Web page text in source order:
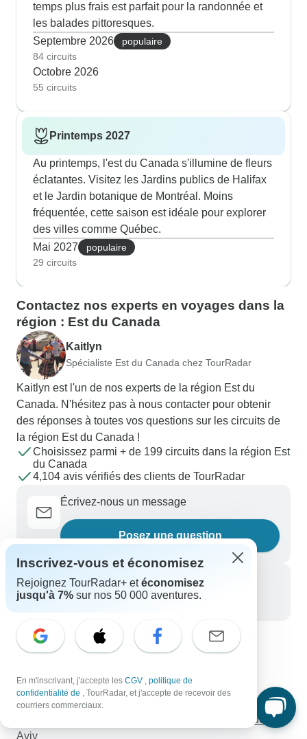
temps plus frais est parfait pour la randonnée et
les balades pittoresques.
Septembre 2026
populaire
84 circuits
Octobre 2026
55 circuits
Printemps 2027
Au printemps, l'est du Canada s'illumine de fleurs
éclatantes. Visitez les Jardins publics de Halifax
et le Jardin botanique de Montréal. Moins
fréquentée, cette saison est idéale pour explorer
des villes comme Québec.
Mai 2027
populaire
29 circuits
Contactez nos experts en voyages dans la
région : Est du Canada
Kaitlyn
Spécialiste Est du Canada chez TourRadar
Kaitlyn est l'un de nos experts de la région Est du
Canada. N'hésitez pas à nous contacter pour obtenir
des réponses à toutes vos questions sur les circuits de
la région Est du Canada !
Choisissez parmi + de 199 circuits dans la région Est
du Canada
4,104 avis vérifiés des clients de TourRadar
Écrivez-nous un message
Posez une question
Appelez-nous
Découvrez TourRadar
Les îles occidentales et les Orcades - 9 jours
Explorez le Ghana et la Côte d'Ivoire - 10 jours
Circuit de 3 jours à Petra et Wadi Rum au départ de Tel
Aviv
Inscrivez-vous et économisez
Rejoignez TourRadar+ etéconomisez
jusqu'à 7% sur nos 50 000 aventures.
En m'inscrivant, j'accepte les CGV , politique de
confidentialité de , TourRadar, et j'accepte de recevoir des
courriers commerciaux.